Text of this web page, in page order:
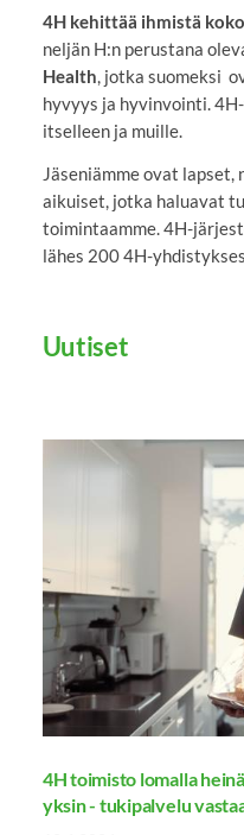
4H kehittää ihmistä
neljän H:n perustana
Health, jotka suomeksi
hyvyys ja hyvinvointi.
itselleen ja muille.
Jäseniämme ovat lapset,
aikuiset, jotka haluavat
toimintaamme. 4H-
lähes 200 4H-
Uutiset
4H toimisto lomalla
yksin - tukipalvelu